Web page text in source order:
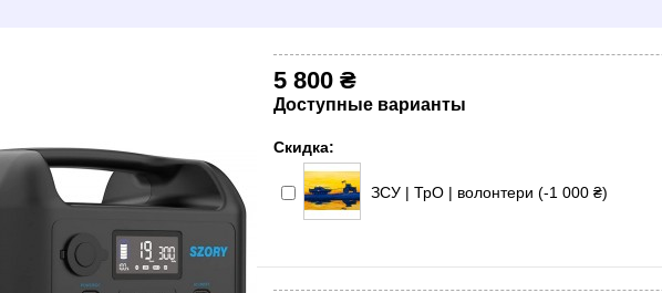
5 800 ₴
Доступные варианты
Скидка:
ЗСУ | ТрО | волонтери (-1 000 ₴)